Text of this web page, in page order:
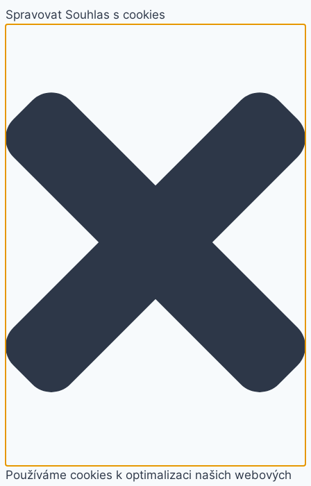
Spravovat Souhlas s cookies
Používáme cookies k optimalizaci našich webových